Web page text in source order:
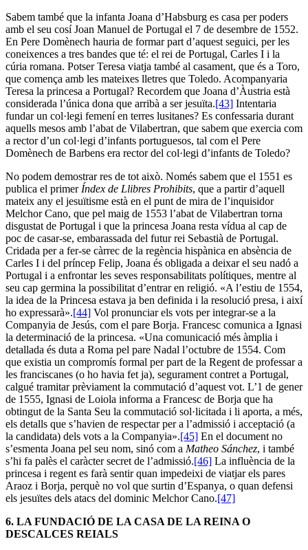
Sabem també que la infanta Joana d’Habsburg es casa per poders
amb el seu cosí Joan Manuel de Portugal el 7 de desembre de 1552.
En Pere Domènech hauria de formar part d’aquest seguici, per les
coneixences a tres bandes que té: el rei de Portugal, Carles I i la
cúria romana. Potser Teresa viatja també al casament, que és a Toro,
que comença amb les mateixes lletres que Toledo. Acompanyaria
Teresa la princesa a Portugal? Recordem que Joana d’Àustria està
considerada l’única dona que arribà a ser jesuïta.[43] Intentaria
fundar un col·legi femení en terres lusitanes? Es confessaria durant
aquells mesos amb l’abat de Vilabertran, que sabem que exercia com
a rector d’un col·legi d’infants portuguesos, tal com el Pere
Domènech de Barbens era rector del col·legi d’infants de Toledo?
No podem demostrar res de tot això. Només sabem que el 1551 es
publica el primer Índex de Llibres Prohibits, que a partir d’aquell
mateix any el jesuïtisme està en el punt de mira de l’inquisidor
Melchor Cano, que pel maig de 1553 l’abat de Vilabertran torna
disgustat de Portugal i que la princesa Joana resta vídua al cap de
poc de casar-se, embarassada del futur rei Sebastià de Portugal.
Cridada per a fer-se càrrec de la regència hispànica en absència de
Carles I i del príncep Felip, Joana és obligada a deixar el seu nadó a
Portugal i a enfrontar les seves responsabilitats polítiques, mentre al
seu cap germina la possibilitat d’entrar en religió. «A l’estiu de 1554,
la idea de la Princesa estava ja ben definida i la resolució presa, i així
ho expressarà».[44] Vol pronunciar els vots per integrar-se a la
Companyia de Jesús, com el pare Borja. Francesc comunica a Ignasi
la determinació de la princesa. «Una comunicació més àmplia i
detallada és duta a Roma pel pare Nadal l’octubre de 1554. Com
que existia un compromís formal per part de la Regent de professar a
les franciscanes (o ho havia fet ja), segurament contret a Portugal,
calgué tramitar prèviament la commutació d’aquest vot. L’1 de gener
de 1555, Ignasi de Loiola informa a Francesc de Borja que ha
obtingut de la Santa Seu la commutació sol·licitada i li aporta, a més,
els detalls que s’havien de respectar per a l’admissió i acceptació (a
la candidata) dels vots a la Companyia».[45] En el document no
s’esmenta Joana pel seu nom, sinó com a Matheo Sánchez, i també
s’hi fa palès el caràcter secret de l’admissió.[46] La influència de la
princesa i regent es farà sentir quan impedeixi de viatjar els pares
Araoz i Borja, perquè no vol que surtin d’Espanya, o quan defensi
els jesuïtes dels atacs del dominic Melchor Cano.[47]
6. LA FUNDACIÓ DE LA CASA DE LA REINA O
DESCALCES REIALS